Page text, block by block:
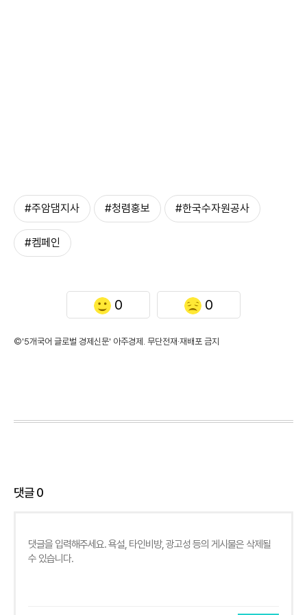
#주암댐지사 #청렴홍보 #한국수자원공사
#켐페인
0 0
©'5개국어 글로벌 경제신문' 아주경제. 무단전재·재배포 금지
댓글0